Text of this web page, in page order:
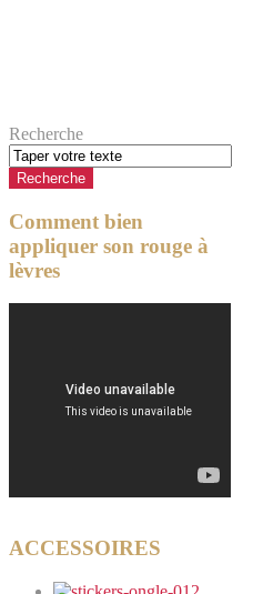
Recherche
Comment bien
appliquer son rouge à
lèvres
ACCESSOIRES